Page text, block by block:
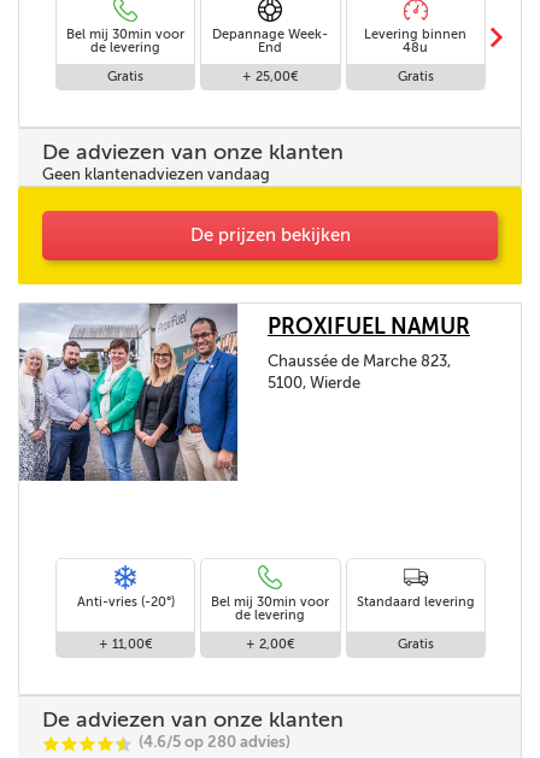
Bel mij 30min voor
de levering
Gratis
Depannage Week-
End
+ 25,00€
Levering binnen
48u
Gratis
m
De adviezen van onze klanten
Geen klantenadviezen vandaag
De prijzen bekijken
PROXIFUEL NAMUR
Chaussée de Marche 823,
5100, Wierde
Anti-vries (-20°)
+ 11,00€
Bel mij 30min voor
de levering
+ 2,00€
Standaard levering
Gratis
De adviezen van onze klanten
CCCCi
@ (4.6/5 op 280 advies)